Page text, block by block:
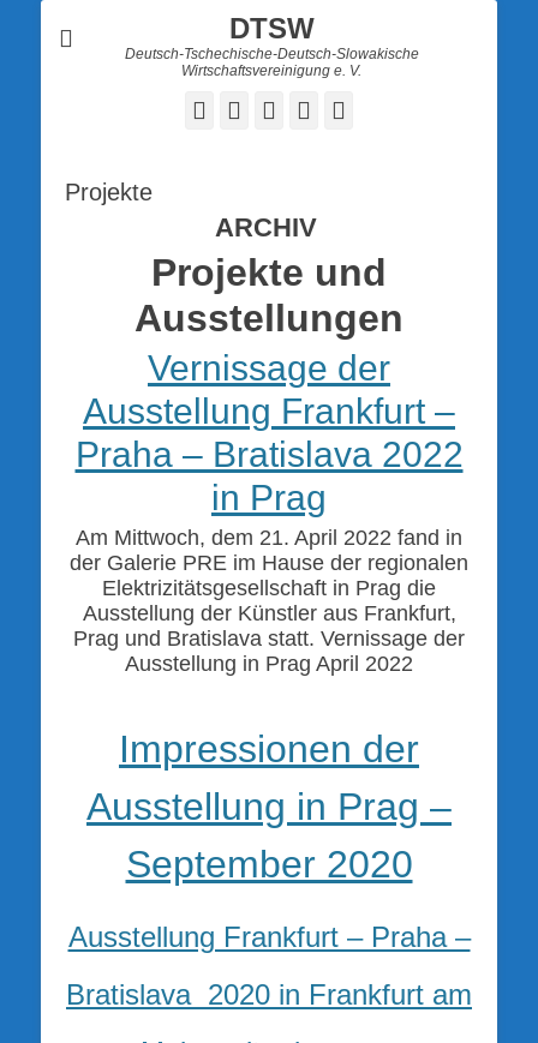
DTSW
Deutsch-Tschechische-Deutsch-Slowakische
Wirtschaftsvereinigung e. V.
Facebook
TwitterLinkedInYouTube
Projekte
ARCHIV
Projekte und
Ausstellungen
Vernissage der
Ausstellung Frankfurt –
Praha – Bratislava 2022
in Prag
Am Mittwoch, dem 21. April 2022 fand in
der Galerie PRE im Hause der regionalen
Elektrizitätsgesellschaft in Prag die
Ausstellung der Künstler aus Frankfurt,
Prag und Bratislava statt. Vernissage der
Ausstellung in Prag April 2022
Impressionen der
Ausstellung in Prag –
September 2020
Ausstellung Frankfurt – Praha –
Bratislava 2020 in Frankfurt am